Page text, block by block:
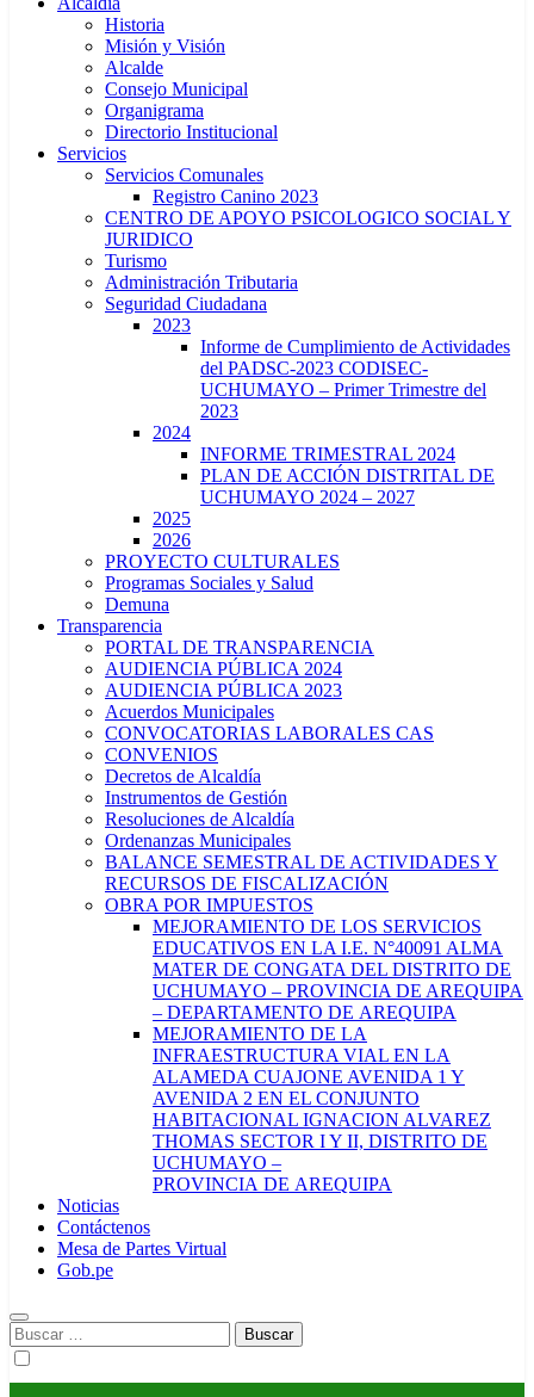
Historia
Misión y Visión
Alcalde
Consejo Municipal
Organigrama
Directorio Institucional
Servicios
Servicios Comunales
Registro Canino 2023
CENTRO DE APOYO PSICOLOGICO SOCIAL Y
JURIDICO
Turismo
Administración Tributaria
Seguridad Ciudadana
2023
Informe de Cumplimiento de Actividades
del PADSC-2023 CODISEC-
UCHUMAYO – Primer Trimestre del
2023
2024
INFORME TRIMESTRAL 2024
PLAN DE ACCIÓN DISTRITAL DE
UCHUMAYO 2024 – 2027
2025
2026
PROYECTO CULTURALES
Programas Sociales y Salud
Demuna
Transparencia
PORTAL DE TRANSPARENCIA
AUDIENCIA PÚBLICA 2024
AUDIENCIA PÚBLICA 2023
Acuerdos Municipales
CONVOCATORIAS LABORALES CAS
CONVENIOS
Decretos de Alcaldía
Instrumentos de Gestión
Resoluciones de Alcaldía
Ordenanzas Municipales
BALANCE SEMESTRAL DE ACTIVIDADES Y
RECURSOS DE FISCALIZACIÓN
OBRA POR IMPUESTOS
MEJORAMIENTO DE LOS SERVICIOS
EDUCATIVOS EN LA I.E. N°40091 ALMA
MATER DE CONGATA DEL DISTRITO DE
UCHUMAYO – PROVINCIA DE AREQUIPA
– DEPARTAMENTO DE AREQUIPA
MEJORAMIENTO DE LA
INFRAESTRUCTURA VIAL EN LA
ALAMEDA CUAJONE AVENIDA 1 Y
AVENIDA 2 EN EL CONJUNTO
HABITACIONAL IGNACION ALVAREZ
THOMAS SECTOR I Y II, DISTRITO DE
UCHUMAYO –
PROVINCIA DE AREQUIPA
Noticias
Contáctenos
Mesa de Partes Virtual
Gob.pe
Buscar: